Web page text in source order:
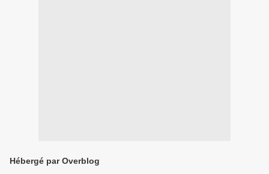
Hébergé par Overblog